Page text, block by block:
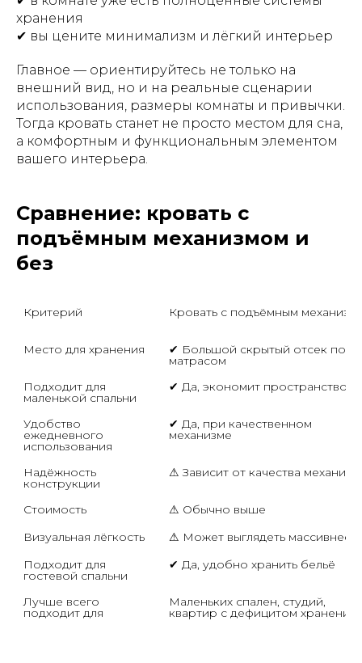
хранения
✔ вы цените минимализм и лёгкий интерьер
Главное — ориентируйтесь не только на
внешний вид, но и на реальные сценарии
использования, размеры комнаты и привычки.
Тогда кровать станет не просто местом для сна,
а комфортным и функциональным элементом
вашего интерьера.
Сравнение: кровать с
подъёмным механизмом и
без
Критерий Кровать с подъёмным
Место для хранения ✔ Большой скрытый отсек под
матрасом
Подходит для
маленькой спальни
✔ Да, экономит пространство
Удобство
ежедневного
использования
✔ Да, при качественном
механизме
Надёжность
конструкции
⚠ Зависит от качества
Стоимость
⚠ Обычно выше
Визуальная лёгкость
⚠ Может выглядеть массивнее
Подходит для
гостевой спальни
✔ Да, удобно хранить бельё
Лучше всего
подходит для
Маленьких спален, студий,
квартир с дефицитом хранения